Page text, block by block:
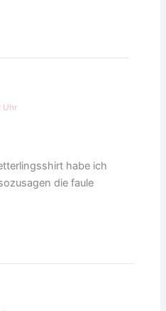
Uhr
habe ich
die faule